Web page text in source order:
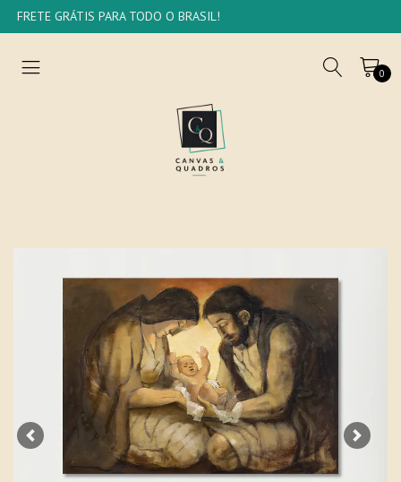
FRETE GRÁTIS PARA TODO O BRASIL!
0
Previous Next